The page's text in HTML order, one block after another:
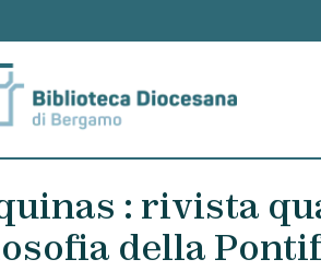
: rivista
della